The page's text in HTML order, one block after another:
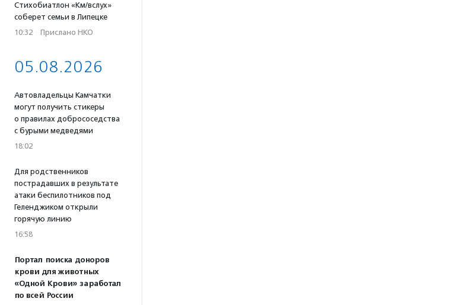
Стихобиатлон «Км/вслух»
соберет семьи в Липецке
10:32 · Прислано НКО
05.08.2026
Автовладельцы Камчатки
могут получить стикеры
о правилах добрососедства
с бурыми медведями
18:02
Для родственников
пострадавших в результате
атаки беспилотников под
Геленджиком открыли
горячую линию
16:58
Портал поиска доноров
крови для животных
«Одной Крови» заработал
по всей России